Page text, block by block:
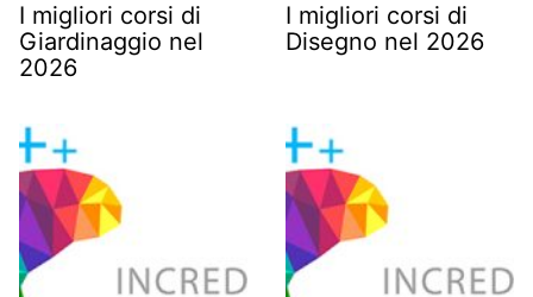
I migliori corsi di
Giardinaggio nel
2026
I migliori corsi di
Disegno nel 2026